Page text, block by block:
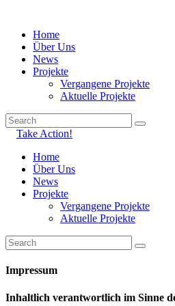
Home
Über Uns
News
Projekte
Vergangene Projekte
Aktuelle Projekte
Take Action!
Home
Über Uns
News
Projekte
Vergangene Projekte
Aktuelle Projekte
Impressum
Inhaltlich verantwortlich im Sinne